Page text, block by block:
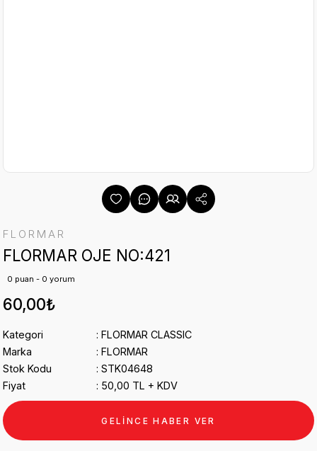
FLORMAR
FLORMAR OJE NO:421
0 puan - 0 yorum
60,00₺
Kategori
FLORMAR CLASSIC
Marka
FLORMAR
Stok Kodu
STK04648
Fiyat
50,00 TL + KDV
GELİNCE HABER VER